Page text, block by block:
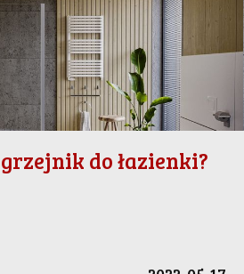
do łazienki?